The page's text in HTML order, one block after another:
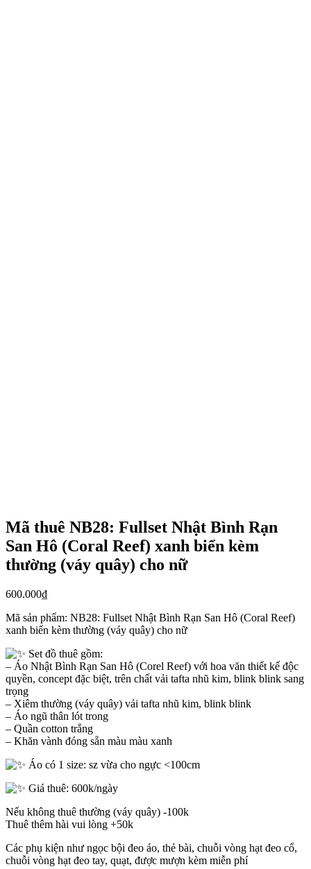
Mã thuê NB28: Fullset Nhật Bình Rạn
San Hô (Coral Reef) xanh biển kèm
thường (váy quây) cho nữ
600.000₫
Mã sản phẩm: NB28: Fullset Nhật Bình Rạn San Hô (Coral Reef)
xanh biển kèm thường (váy quây) cho nữ
Set đồ thuê gồm:
– Áo Nhật Bình Rạn San Hô (Corel Reef) với hoa văn thiết kế độc
quyền, concept đặc biệt, trên chất vải tafta nhũ kim, blink blink sang
trọng
– Xiêm thường (váy quây) vải tafta nhũ kim, blink blink
– Áo ngũ thân lót trong
– Quần cotton trắng
– Khăn vành đóng sẵn màu màu xanh
Áo có 1 size: sz vừa cho ngực <100cm
Giá thuê: 600k/ngày
Nếu không thuê thường (váy quây) -100k
Thuê thêm hài vui lòng +50k
Các phụ kiện như ngọc bội đeo áo, thẻ bài, chuỗi vòng hạt đeo cổ,
chuỗi vòng hạt đeo tay, quạt, được mượn kèm miễn phí